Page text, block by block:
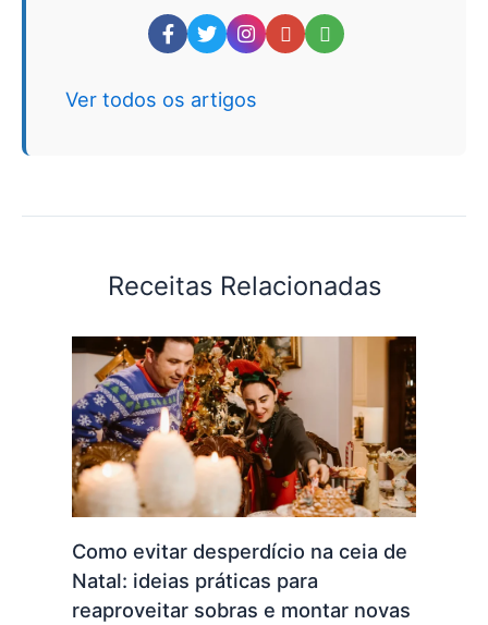
Ver todos os artigos
Receitas Relacionadas
Como evitar desperdício na ceia de
Natal: ideias práticas para
reaproveitar sobras e montar novas